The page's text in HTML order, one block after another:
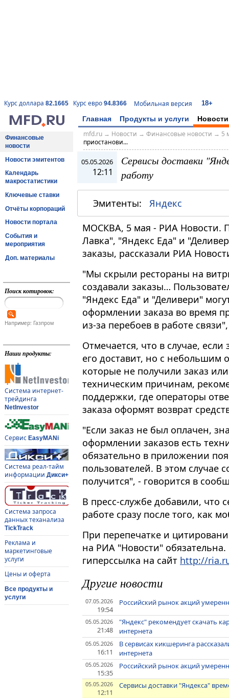
Курс доллара 82.1665 Курс евро 94.8366 Мобильная версия 18+
Главная Продукты и услуги Новости
Финансовые
новости
Новости эмитентов
Календарь
макростатистики
Ключевые ставки
Отчёты корпораций
Новости портала
События и
мероприятия
Доп. материалы
Поиск котировок:
Например: Газпром
Наши продукты:
Система интернет-
трейдинга
NetInvestor
Сервис EasyMANi
Система реал-тайм
информации Дикси+
Система запроса
данных теханализа
TickTrack
Реклама и
маркетинговые
услуги
Цены и оферта
Все продукты и
услуги
mfd.ru→ Новости → Финансовые новости → 5
приостанови...
05.05.2026
12:11
Сервисы доставки
работу
Эмитенты: Яндекс
МОСКВА, 5 мая - РИА Новости.
Лавка", "Яндекс Еда" и
заказы, рассказали РИА
"Мы скрыли рестораны на
создавали заказы…
"Яндекс Еда" и "Деливери"
оформлении заказа во время
из-за перебоев в работе
Отмечается, что в случае,
его доставит, но с небольшим
которые не получили заказ
техническим причинам,
поддержки, где операторы
заказа оформят возврат
"Если заказ не был оплачен,
оформлении заказов есть
обязательно в приложении
пользователей. В этом случае
получится", - говорится в
В пресс-службе добавили, что
работе сразу после того, как
При перепечатке и
на РИА "Новости"
гиперссылка на сайт http://
Другие новости
07.05.2026
19:54
Российский рынок акций
05.05.2026
21:48
"Яндекс" рекомендует скачать
интернета
05.05.2026
16:11
В сервисах кикшеринга
интернета
05.05.2026
15:35
Российский рынок акций
05.05.2026
12:11
Сервисы доставки "Яндекса"